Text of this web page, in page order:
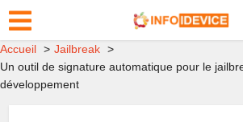
Accueil
Jailbreak
Un outil de signature automatique pour le
développement